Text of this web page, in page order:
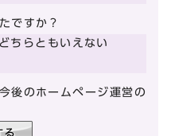
ですか？
どちらともいえない
後のホームページ運営の